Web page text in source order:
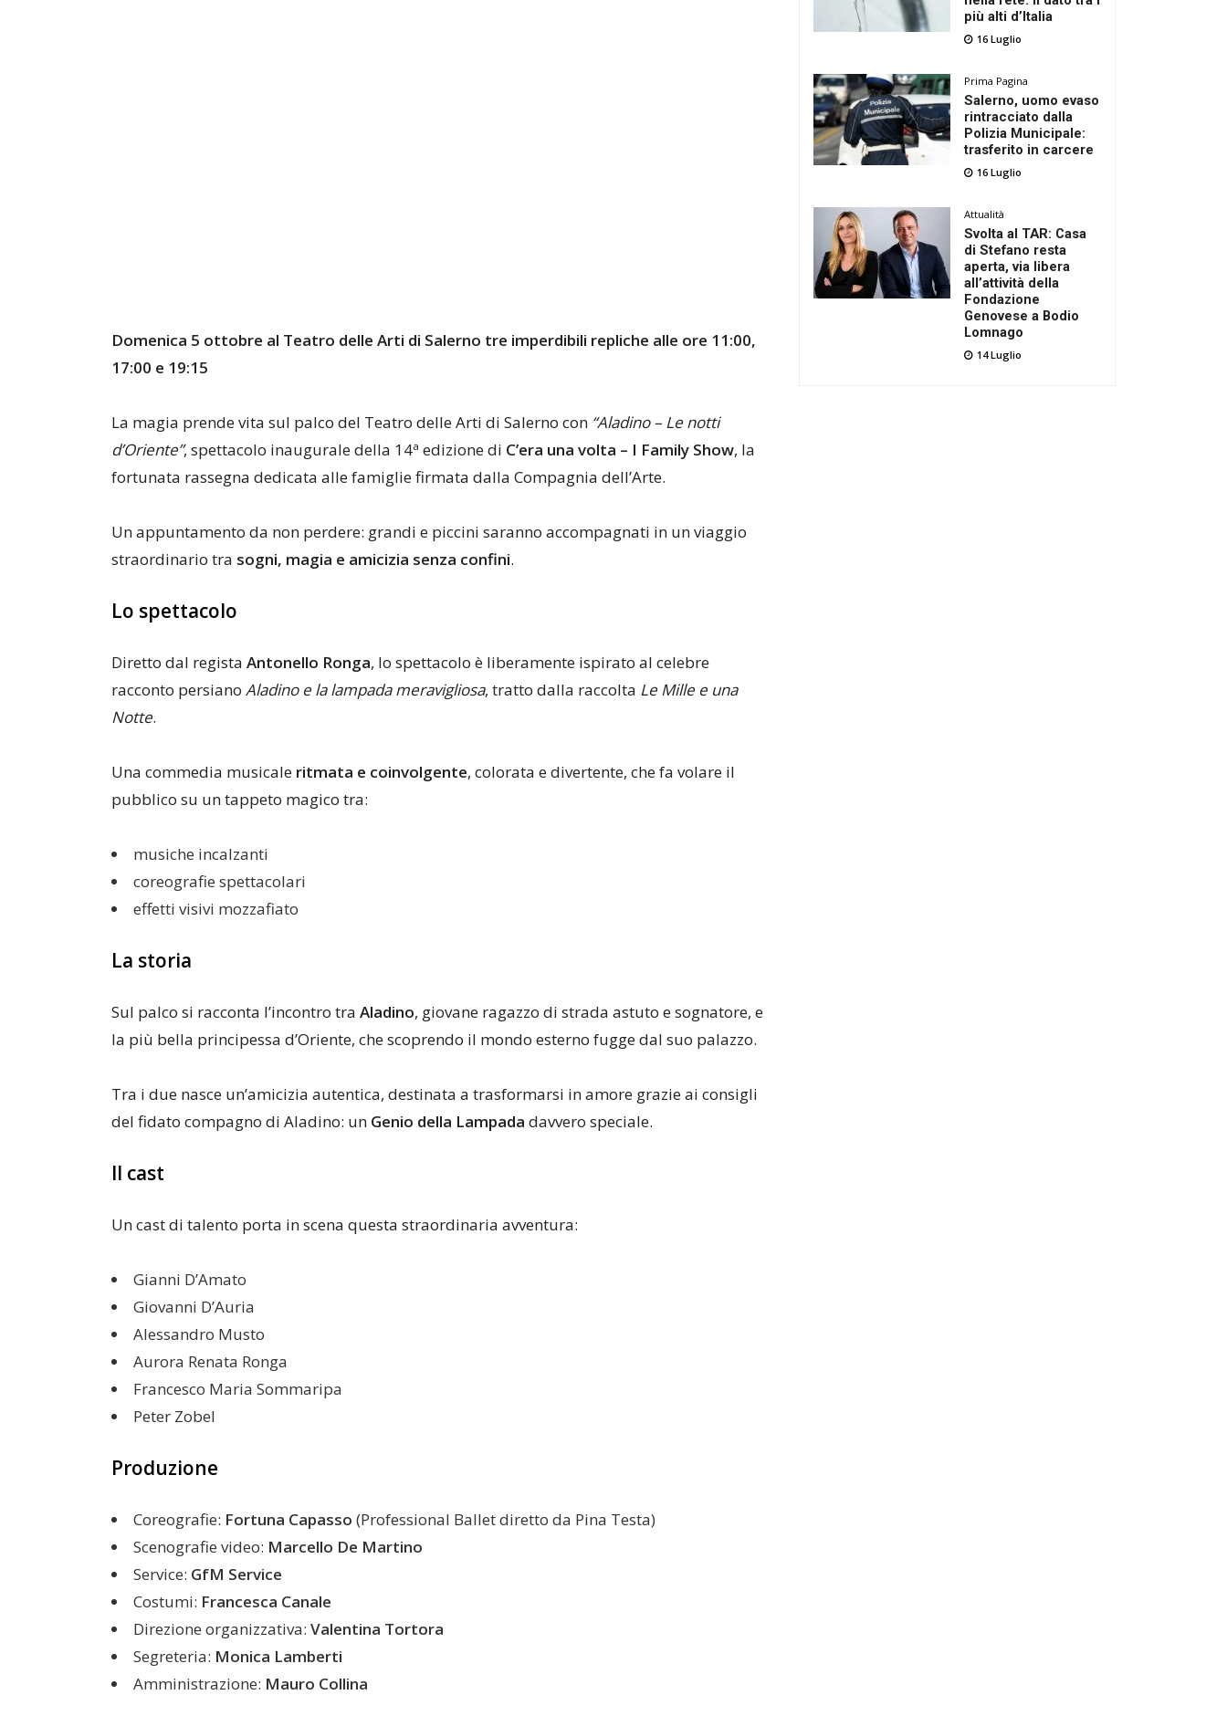
Domenica 5 ottobre al Teatro delle Arti di Salerno tre imperdibili repliche alle ore 11:00,
17:00 e 19:15
La magia prende vita sul palco del Teatro delle Arti di Salerno con “Aladino – Le notti
d’Oriente”, spettacolo inaugurale della 14ª edizione di C’era una volta – I Family Show, la
fortunata rassegna dedicata alle famiglie firmata dalla Compagnia dell’Arte.
Un appuntamento da non perdere: grandi e piccini saranno accompagnati in un viaggio
straordinario tra sogni, magia e amicizia senza confini.
Lo spettacolo
Diretto dal regista Antonello Ronga, lo spettacolo è liberamente ispirato al celebre
racconto persiano Aladino e la lampada meravigliosa, tratto dalla raccolta Le Mille e una
Notte.
Una commedia musicale ritmata e coinvolgente, colorata e divertente, che fa volare il
pubblico su un tappeto magico tra:
musiche incalzanti
coreografie spettacolari
effetti visivi mozzafiato
La storia
Sul palco si racconta l’incontro tra Aladino, giovane ragazzo di strada astuto e sognatore, e
la più bella principessa d’Oriente, che scoprendo il mondo esterno fugge dal suo palazzo.
Tra i due nasce un’amicizia autentica, destinata a trasformarsi in amore grazie ai consigli
del fidato compagno di Aladino: un Genio della Lampada davvero speciale.
Il cast
Un cast di talento porta in scena questa straordinaria avventura:
Gianni D’Amato
Giovanni D’Auria
Alessandro Musto
Aurora Renata Ronga
Francesco Maria Sommaripa
Peter Zobel
Produzione
Coreografie: Fortuna Capasso (Professional Ballet diretto da Pina Testa)
Scenografie video: Marcello De Martino
Service: GfM Service
Costumi: Francesca Canale
Direzione organizzativa: Valentina Tortora
Segreteria: Monica Lamberti
Amministrazione: Mauro Collina
più alti d’Italia
16 Luglio
Prima Pagina
Salerno, uomo evaso
rintracciato dalla
Polizia Municipale:
trasferito in carcere
16 Luglio
Attualità
Svolta al TAR: Casa
di Stefano resta
aperta, via libera
all’attività della
Fondazione
Genovese a Bodio
Lomnago
14 Luglio